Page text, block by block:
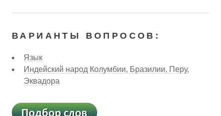
ВАРИАНТЫ ВОПРОСОВ:
Язык
Индейский народ Колумбии, Бразилии, Перу,
Эквадора